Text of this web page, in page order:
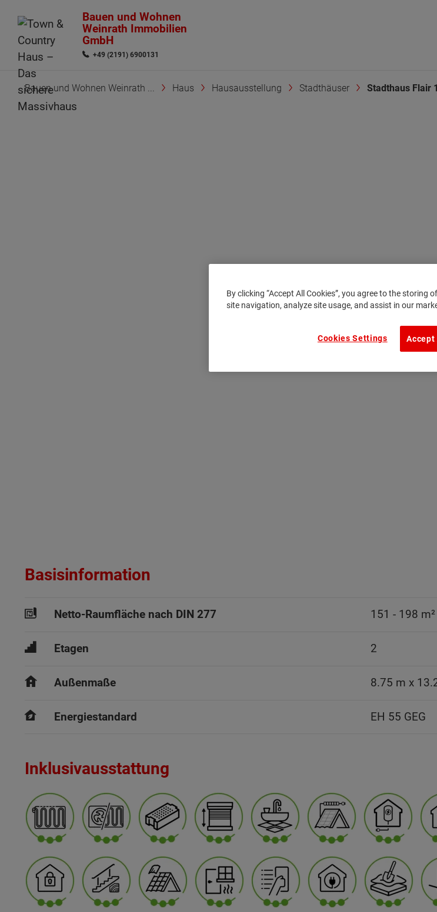
Bauen und Wohnen
Weinrath Immobilien
GmbH
+49 (2191) 6900131
Bauen und Wohnen Weinrath ... Haus Hausausstellung Stadthäuser Stadthaus Flair
Basisinformation
Netto-Raumfläche nach DIN 277 151 - 198 m²
Etagen 2
Außenmaße 8.75 m x
Energiestandard EH 55 GEG
Inklusivausstattung
By clicking “Accept All Cookies”, you agree to the storing
site navigation, analyze site usage, and assist in our
Accept
Cookies Settings